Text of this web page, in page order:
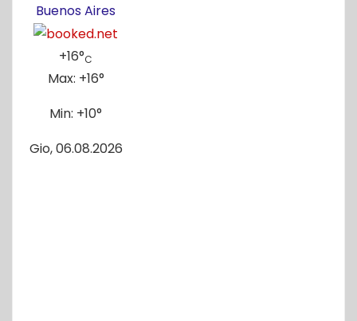
Buenos Aires
+16°C
Max: +16°
Min: +10°
Gio, 06.08.2026